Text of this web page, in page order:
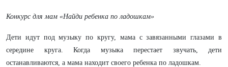
Конкурс для мам «Найди ребенка по ладошкам»
Дети идут под музыку по кругу, мама с завязанными глазами в
середине круга. Когда музыка перестает звучать, дети
останавливаются, а мама находит своего ребенка по ладошкам.